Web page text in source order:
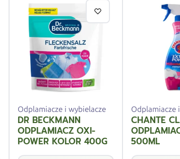
Odplamiacze i wybielacze
DR BECKMANN
ODPLAMIACZ OXI-
POWER KOLOR 400G
Odplamiacze
CHANTE
500ML